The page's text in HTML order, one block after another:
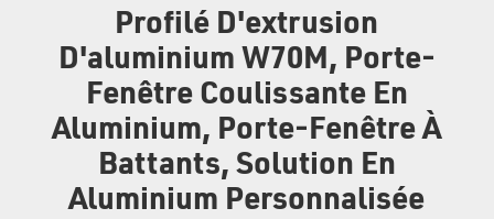
Profilé D'extrusion
D'aluminium W70M, Porte-
Fenêtre Coulissante En
Aluminium, Porte-Fenêtre À
Battants, Solution En
Aluminium Personnalisée